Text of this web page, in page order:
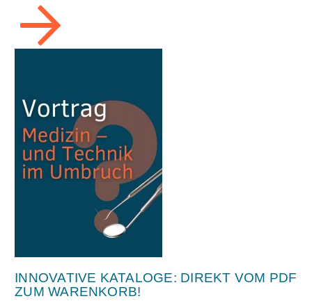
INNOVATIVE KATALOGE: DIREKT VOM PDF
ZUM WARENKORB!